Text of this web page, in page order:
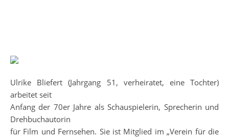
Ulrike Bliefert (Jahrgang 51, verheiratet, eine Tochter)
arbeitet seit
Anfang der 70er Jahre als Schauspielerin, Sprecherin und
Drehbuchautorin
für Film und Fernsehen. Sie ist Mitglied im „Verein für die